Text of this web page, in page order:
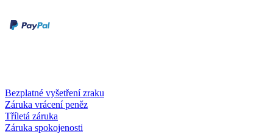
Bezplatné vyšetření zraku
Záruka vrácení peněz
Tříletá záruka
Záruka spokojenosti